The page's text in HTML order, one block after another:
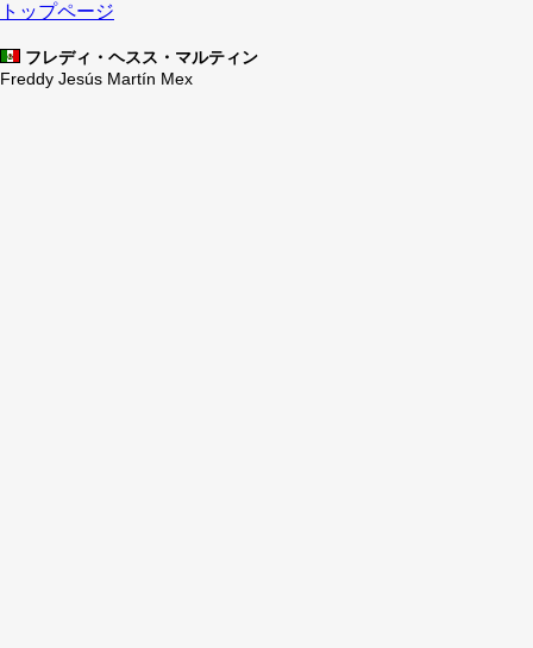
トップページ
フレディ・ヘスス・マルティン
Freddy Jesús Martín Mex